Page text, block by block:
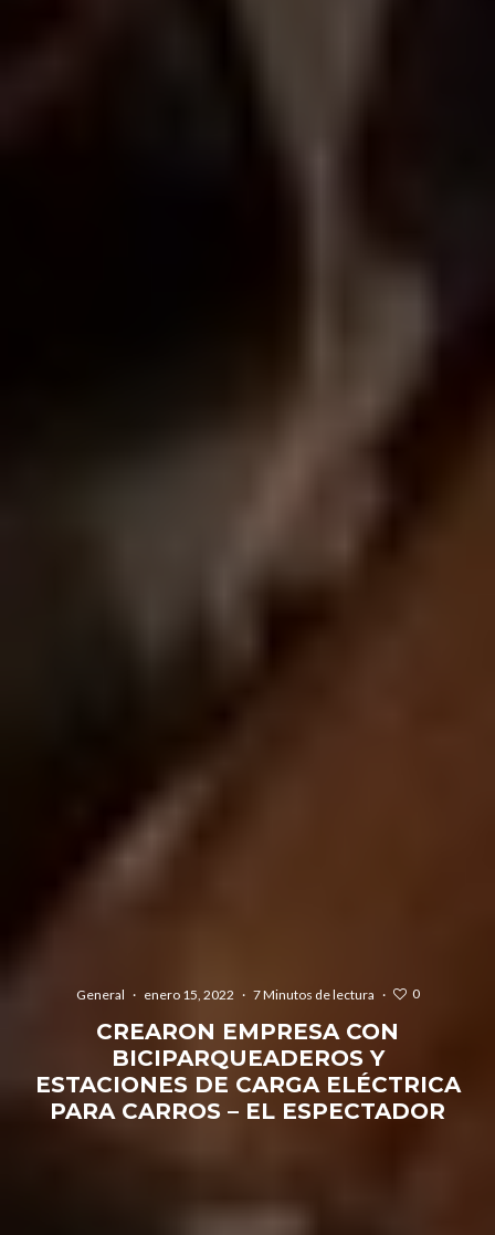
General · enero 15, 2022 · 7 Minutos de lectura · 0
CREARON EMPRESA CON
BICIPARQUEADEROS Y
ESTACIONES DE CARGA ELÉCTRICA
PARA CARROS – EL ESPECTADOR